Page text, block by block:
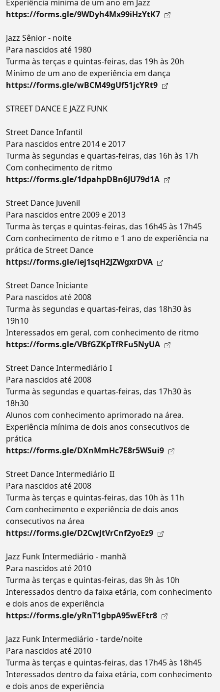
Experiência mínima de um ano em Jazz
https://forms.gle/9WDyh4Mx99iHzYtK7
Jazz Sênior - noite
Para nascidos até 1980
Turma às terças e quintas-feiras, das 19h às 20h
Mínimo de um ano de experiência em dança
https://forms.gle/wBCM49gUf51jcYRt9
STREET DANCE E JAZZ FUNK
Street Dance Infantil
Para nascidos entre 2014 e 2017
Turma às segundas e quartas-feiras, das 16h às 17h
Com conhecimento de ritmo
https://forms.gle/1dpahpDBn6JU79d1A
Street Dance Juvenil
Para nascidos entre 2009 e 2013
Turma às terças e quintas-feiras, das 16h45 às 17h45
Com conhecimento de ritmo e 1 ano de experiência na
prática de Street Dance
https://forms.gle/iej1sqH2JZWgxrDVA
Street Dance Iniciante
Para nascidos até 2008
Turma às segundas e quartas-feiras, das 18h30 às
19h10
Interessados em geral, com conhecimento de ritmo
https://forms.gle/VBfGZKpTfRFu5NyUA
Street Dance Intermediário I
Para nascidos até 2008
Turma às segundas e quartas-feiras, das 17h30 às
18h30
Alunos com conhecimento aprimorado na área.
Experiência mínima de dois anos consecutivos de
prática
https://forms.gle/DXnMmHc7E8r5WSui9
Street Dance Intermediário II
Para nascidos até 2008
Turma às terças e quintas-feiras, das 10h às 11h
Com conhecimento e experiência de dois anos
consecutivos na área
https://forms.gle/D2CwJtVrCnf2yoEz9
Jazz Funk Intermediário - manhã
Para nascidos até 2010
Turma às terças e quintas-feiras, das 9h às 10h
Interessados dentro da faixa etária, com conhecimento
e dois anos de experiência
https://forms.gle/yRnT1gbpA95wEFtr8
Jazz Funk Intermediário - tarde/noite
Para nascidos até 2010
Turma às terças e quintas-feiras, das 17h45 às 18h45
Interessados dentro da faixa etária, com conhecimento
e dois anos de experiência